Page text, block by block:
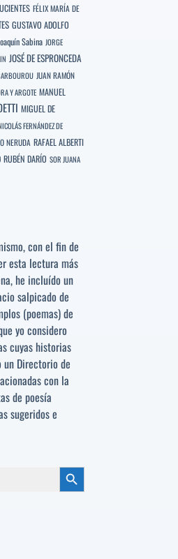
FÉLIX MARÍA DE
GUSTAVO ADOLFO
Sabina JORGE
JOSÉ DE ESPRONCEDA
JUAN RAMÓN
Y ARGOTE MANUEL
MIGUEL DE
FERNÁNDEZ DE
NERUDA RAFAEL ALBERTI
RUBÉN DARÍO SOR JUANA
con el fin de
esta lectura más
he incluído un
salpicado de
(poemas) de
yo considero
cuyas historias
Directorio de
con la
de poesía
sugeridose
Botón de búsqueda